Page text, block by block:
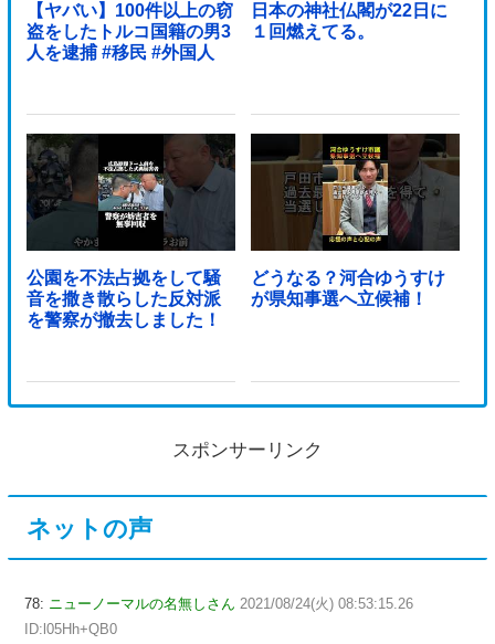
【ヤバい】100件以上の窃
盗をしたトルコ国籍の男3
人を逮捕 #移民 #外国人
日本の神社仏閣が22日に
１回燃えてる。
公園を不法占拠をして騒
音を撒き散らした反対派
を警察が撤去しました！
どうなる？河合ゆうすけ
が県知事選へ立候補！
スポンサーリンク
ネットの声
78: ニューノーマルの名無しさん 2021/08/24(火) 08:53:15.26
ID:l05Hh+QB0